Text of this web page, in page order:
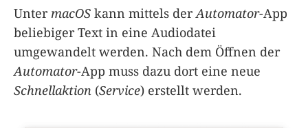
Unter macOS kann mittels derAutomator-App
beliebiger Text in eine Audiodatei
umgewandelt werden. Nach dem Öffnen der
Automator-App muss dazu dort eine neue
Schnellaktion (Service) erstellt werden.